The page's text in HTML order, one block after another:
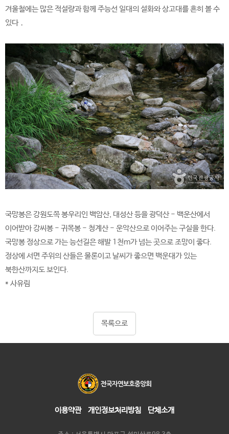
겨울철에는 많은 적설량과 함께 주능선 일대의 설화와 상고대를 흔히 볼 수
있다．
국망봉은 강원도쪽 봉우리인 백암산, 대성산 등을 광덕산 - 백운산에서
이어받아 강씨봉 - 귀목봉 - 청계산 - 운악산으로 이어주는 구실을 한다.
국망봉 정상으로 가는 능선길은 해발 1천m가 넘는 곳으로 조망이 좋다.
정상에 서면 주위의 산들은 물론이고 날씨가 좋으면 백운대가 있는
북한산까지도 보인다.
* 사유림
목록으로
이용약관 개인정보처리방침 단체소개